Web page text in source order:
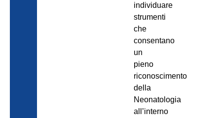
individuare
strumenti
che
consentano
un
pieno
riconoscimento
della
Neonatologia
all’interno